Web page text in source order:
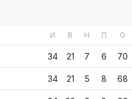
И В Н П О
34 21 7 6 70
34 21 5 8 68